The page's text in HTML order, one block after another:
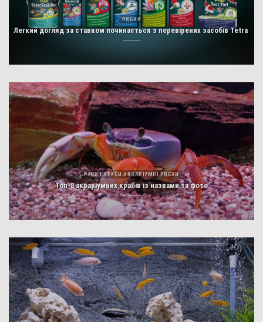
РИБКИ
Легкий догляд за ставком починається з перевірених засобів Tetra
РАКИ І КРАБИ АКВАРІУМНІ РИБКИ
Топ-8 акваріумних крабів із назвами та фото